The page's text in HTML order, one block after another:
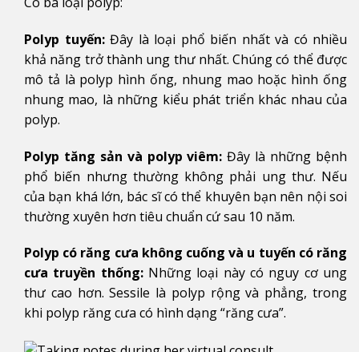
Polyp tuyến:Đây là loại phổ biến nhất và có nhiều
khả năng trở thành ung thư nhất. Chúng có thể được
mô tả là polyp hình ống, nhung mao hoặc hình ống
nhung mao, là những kiểu phát triển khác nhau của
polyp.
Polyp tăng sản và polyp viêm: Đây là những bệnh
phổ biến nhưng thường không phải ung thư. Nếu
của bạn khá lớn, bác sĩ có thể khuyên bạn nên nội soi
thường xuyên hơn tiêu chuẩn cứ sau 10 năm.
Polyp có răng cưa không cuống và u tuyến có răng
cưa truyền thống:Những loại này có nguy cơ ung
thư cao hơn. Sessile là polyp rộng và phẳng, trong
khi polyp răng cưa có hình dạng “răng cưa”.